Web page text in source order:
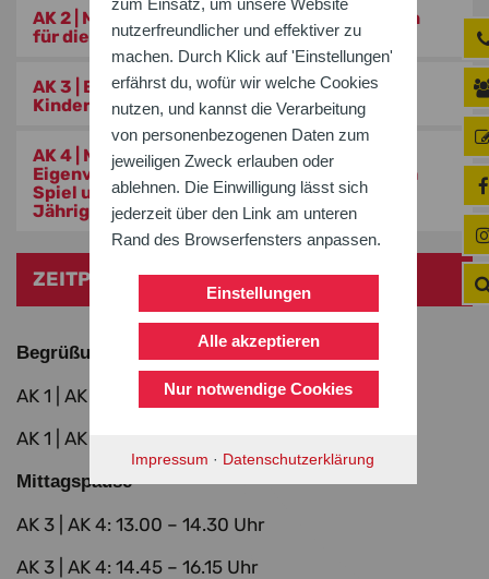
zum Einsatz, um unsere Website
nutzerfreundlicher und effektiver zu
machen. Durch Klick auf 'Einstellungen'
erfährst du, wofür wir welche Cookies
nutzen, und kannst die Verarbeitung
von personenbezogenen Daten zum
jeweiligen Zweck erlauben oder
ablehnen. Die Einwilligung lässt sich
jederzeit über den Link am unteren
Rand des Browserfensters anpassen.
Einstellungen
Alle akzeptieren
Nur notwendige Cookies
Impressum · Datenschutzerklärung
AK 2 | Mit Spiel und Spaß in Bewegung – Ideen
für die Erwärmung (1- bis 3-Jährige)
AK 3 | Entspannung mit Ansätzen zum
Kinderyoga (4- bis 6-Jährige)
AK 4 | Mutig sein im Sport –
Eigenverantwortung und Selbststärke durch
Spiel und Bewegung fördern (4- bis 6-
Jährige)
ZEITPLAN
Begrüßung: 8.45 Uhr
AK 1 | AK 2: 9.00 – 10.30 Uhr
AK 1 | AK 2: 10.45 – 12.15 Uhr
Mittagspause
AK 3 | AK 4: 13.00 – 14.30 Uhr
AK 3 | AK 4: 14.45 – 16.15 Uhr